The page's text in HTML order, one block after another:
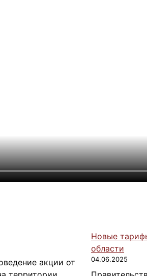
акции от
Новые
области
04.06.2025